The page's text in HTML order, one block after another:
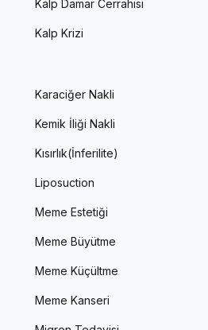
Kalp Damar Cerrahisi
Kalp Krizi
Karaciğer Nakli
Kemik İliği Nakli
Kısırlık(İnferilite)
Liposuction
Meme Estetiği
Meme Büyütme
Meme Küçültme
Meme Kanseri